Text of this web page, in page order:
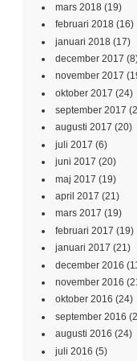
mars 2018 (19)
februari 2018 (16)
januari 2018 (17)
december 2017
november 2017
oktober 2017 (24)
september 2017
augusti 2017 (20)
juli 2017 (6)
juni 2017 (20)
maj 2017 (19)
april 2017 (21)
mars 2017 (19)
februari 2017 (19)
januari 2017 (21)
december 2016
november 2016
oktober 2016 (24)
september 2016
augusti 2016 (24)
juli 2016 (5)